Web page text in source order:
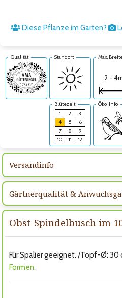
Diese Pflanze im Garten?
Qualität Standort Max.
2 -
Blütezeit
1
2
3
4
5
6
7
8
9
10
11 12
Öko-Info
Versandinfo
Gärtnerqualität &
Obst-Spindelbusch im
Für Spalier geeignet. /Topf-Ø: 30
Formen.